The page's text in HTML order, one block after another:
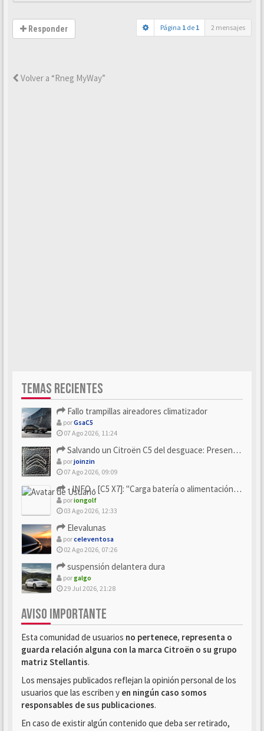
Responder Página 1 de 1 2 mensajes
Volver a “Rneg MyWay”
TEMAS RECIENTES
Fallo trampillas aireadores climatizador
porGsaC5
07 Ago 2026, 11:24
Salvando un Citroën C5 del desguace: Presentación y seguimiento
porjoinzin
07 Ago 2026, 09:09
- INFO - [C5 X7]: "Carga batería o alimentación eléctri...
poriongolf
03 Ago 2026, 12:33
Elevalunas
porceleventosa
02 Ago 2026, 07:26
suspensión delantera dura
porgalgo
29 Jul 2026, 21:28
AVISO IMPORTANTE
Esta comunidad de usuarios no pertenece, representa o
guarda relación alguna con la marca Citroën o su grupo
matriz Stellantis.
Los mensajes publicados reflejan la opinión personal de los
usuarios que las escriben y en ningún caso somos
responsables de sus publicaciones.
En caso de existir algún contenido que deba ser retirado,